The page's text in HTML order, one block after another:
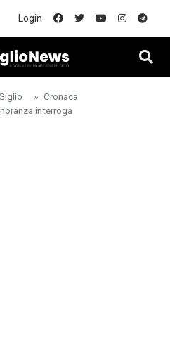
Login
Cronaca
interroga